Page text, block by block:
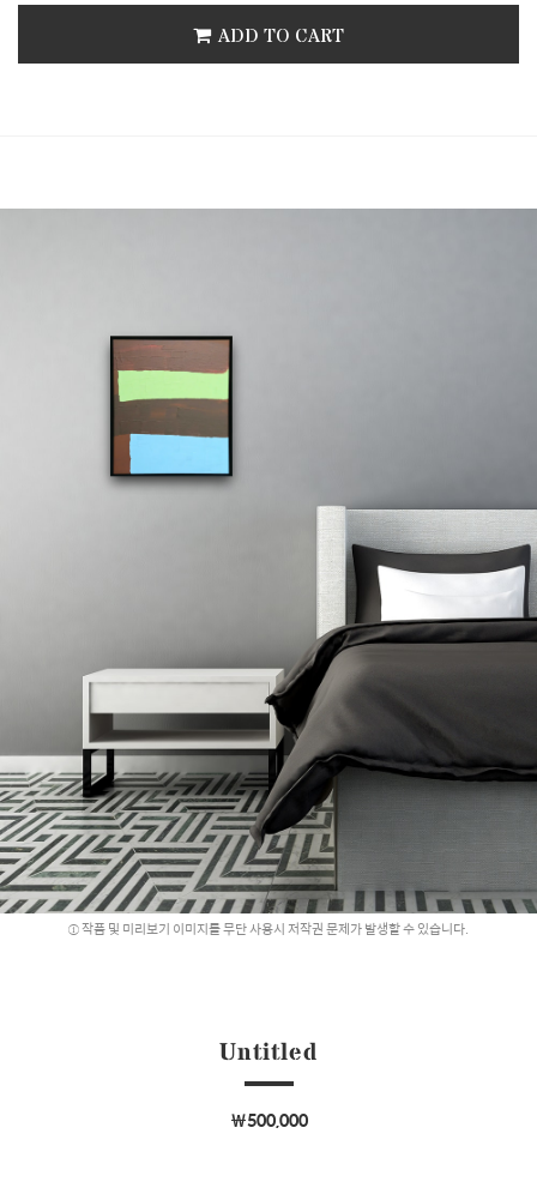
ADD TO CART
작품 및 미리보기 이미지를 무단 사용시 저작권 문제가 발생할 수 있습니다.
Untitled
￦500,000